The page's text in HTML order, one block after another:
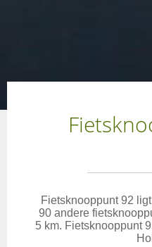
Fietsknooppunt 92
90 andere
5 km. Fietsknooppunt